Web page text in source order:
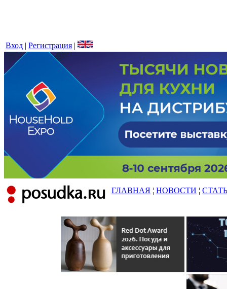
Вход | Регистрация |
ГЛАВНАЯ ¦ НОВОСТИ ¦